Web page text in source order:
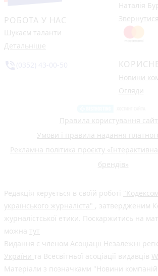
РОБОТА У НАС
Шукаєм таланти
Детальніше
Наталія
Звернутися
Новини
Огляди
Правила користування
Умови і правила надання
Рекламна політика проєкту
брендів»
Редакція керується в своїй роботі
українського журналіста" , затвердженим
журналістської етики. Поскаржитись на
можна тут
Видання є членом Асоціації Незалежні
України та Всесвітньої асоціації видавців
Матеріали з позначками "Новини